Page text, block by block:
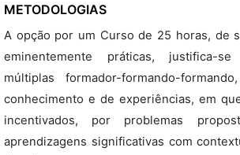
METODOLOGIAS
A opção por um Curso de 25 horas, de
eminentemente práticas, justifica-
múltiplas formador-formando-
conhecimento e de experiências, em
incentivados, por problemas
aprendizagens significativas com